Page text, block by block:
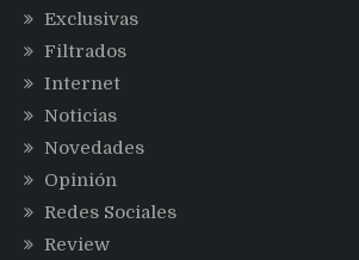
Exclusivas
Filtrados
Internet
Noticias
Novedades
Opinión
Redes Sociales
Review